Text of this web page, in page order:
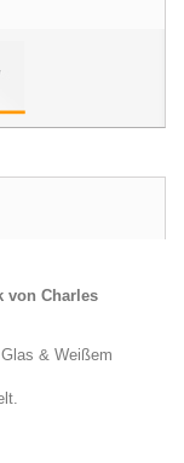
von Charles
& Weißem